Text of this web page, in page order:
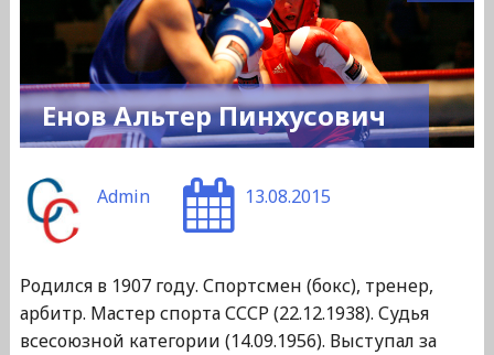
Енов Альтер Пинхусович
Admin 13.08.2015
Родился в 1907 году. Спортсмен (бокс), тренер,
арбитр. Мастер спорта СССР (22.12.1938). Судья
всесоюзной категории (14.09.1956). Выступал за